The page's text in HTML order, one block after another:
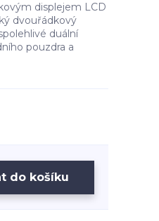
displejem LCD
dvouřádkový
duální
pouzdra a
do košíku